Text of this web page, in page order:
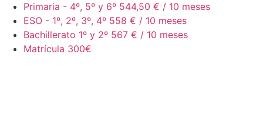
Primaria - 4º, 5º y 6º 544,50 € / 10 meses
ESO - 1º, 2º, 3º, 4º 558 € / 10 meses
Bachillerato 1º y 2º 567 € / 10 meses
Matrícula 300€